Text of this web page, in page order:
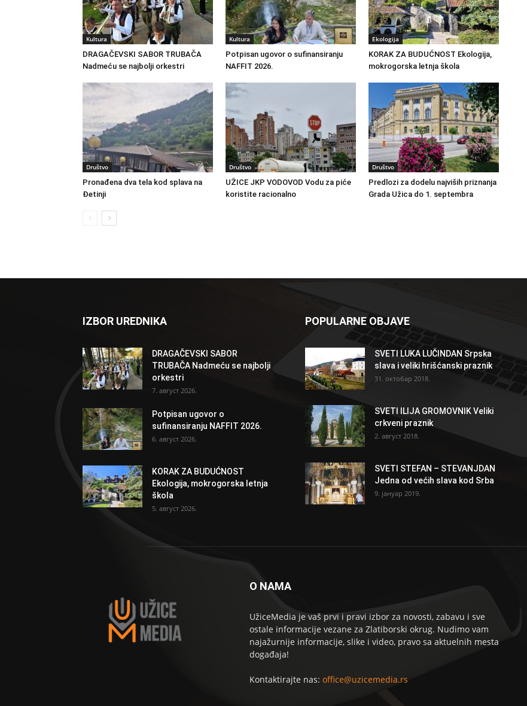
Kultura
DRAGAČEVSKI SABOR TRUBAČA
Nadmeću se najbolji orkestri
Kultura
Potpisan ugovor o sufinansiranju
NAFFIT 2026.
Ekologija
KORAK ZA BUDUĆNOST Ekologija,
mokrogorska letnja škola
Društvo
Pronađena dva tela kod splava na
Đetinji
Društvo
UŽICE JKP VODOVOD Vodu za piće
koristite racionalno
Društvo
Predlozi za dodelu najviših priznanja
Grada Užica do 1. septembra
IZBOR UREDNIKA
DRAGAČEVSKI SABOR
TRUBAČA Nadmeću se najbolji
orkestri
7. август 2026.
Potpisan ugovor o
sufinansiranju NAFFIT 2026.
6. август 2026.
KORAK ZA BUDUĆNOST
Ekologija, mokrogorska letnja
škola
5. август 2026.
POPULARNE OBJAVE
SVETI LUKA LUČINDAN Srpska
slava i veliki hrišćanski praznik
31. октобар 2018.
SVETI ILIJA GROMOVNIK Veliki
crkveni praznik
2. август 2018.
SVETI STEFAN – STEVANJDAN
Jedna od većih slava kod Srba
9. јануар 2019.
O NAMA
UžiceMedia je vaš prvi i pravi izbor za novosti, zabavu i sve
ostale informacije vezane za Zlatiborski okrug. Nudimo vam
najažurnije informacije, slike i video, pravo sa aktuelnih mesta
događaja!
Kontaktirajte nas: office@uzicemedia.rs